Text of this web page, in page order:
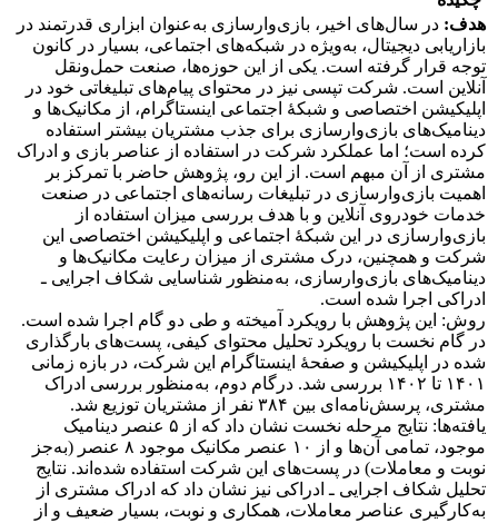
هدف: در سال‌های اخیر، بازی‌وارسازی به‌عنوان ابزاری قدرتمند در
بازاریابی دیجیتال، به‌ویژه در شبکه‌های اجتماعی، بسیار در کانون
توجه قرار گرفته است. یکی از این حوزه‌ها، صنعت حمل‌ونقل
آنلاین است. شرکت تپسی نیز در محتوای پیام‌های تبلیغاتی خود در
اپلیکیشن اختصاصی و شبکۀ اجتماعی اینستاگرام، از مکانیک‌ها و
دینامیک‌های بازی‌وارسازی برای جذب مشتریان بیشتر استفاده
کرده است؛ اما عملکرد شرکت در استفاده از عناصر بازی و ادراک
مشتری از آن مبهم است. از این رو، پژوهش حاضر با تمرکز بر
اهمیت بازی‌وارسازی در تبلیغات رسانه‌های اجتماعی در صنعت
خدمات خودروی آنلاین و با هدف بررسی میزان استفاده از
بازی‌وارسازی در این شبکۀ اجتماعی و اپلیکیشن اختصاصی این
شرکت و همچنین، درک مشتری از میزان رعایت مکانیک‌ها و
دینامیک‌های بازی‌وارسازی، به‌منظور شناسایی شکاف اجرایی ـ
ادراکی اجرا شده است.
روش: این پژوهش با رویکرد آمیخته و طی دو گام اجرا شده است.
در گام نخست با رویکرد تحلیل محتوای کیفی، پست‌های بارگذاری
شده در اپلیکیشن و صفحۀ اینستاگرام این شرکت، در بازه زمانی
۱۴۰۱ تا ۱۴۰۲ بررسی شد. درگام دوم، به‌منظور بررسی ادراک
مشتری، پرسش‌نامه‌ای بین ۳۸۴ نفر از مشتریان توزیع شد.
یافته‌ها: نتایج مرحله نخست نشان داد که از ۵ عنصر دینامیک
موجود، تمامی آن‌ها و از ۱۰ عنصر مکانیک موجود ۸ عنصر (به‌جز
نوبت و معاملات) در پست‌های این شرکت استفاده شده‌اند. نتایج
تحلیل شکاف اجرایی ـ ادراکی نیز نشان داد که ادراک مشتری از
به‌کارگیری عناصر معاملات، همکاری و نوبت، بسیار ضعیف و از